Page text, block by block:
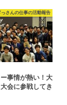
さんの仕事の活動報告
事情が熱い！大
会に参戦してき